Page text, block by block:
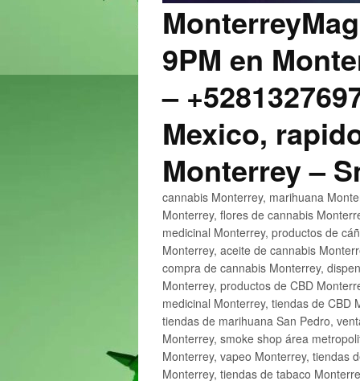
9PM en
–
Mexico,
Monterrey –
cannabis Monterrey, marihuana
Monterrey, flores de cannabis
medicinal Monterrey, productos de
Monterrey, aceite de cannabis
compra de cannabis Monterrey,
Monterrey, productos de CBD
medicinal Monterrey, tiendas de CBD
tiendas de marihuana San Pedro,
Monterrey, smoke shop área
Monterrey, vapeo Monterrey, tiendas
Monterrey, tiendas de tabaco